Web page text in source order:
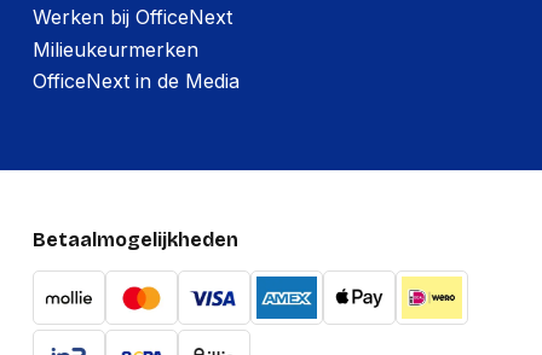
Werken bij OfficeNext
Milieukeurmerken
OfficeNext in de Media
Betaalmogelijkheden